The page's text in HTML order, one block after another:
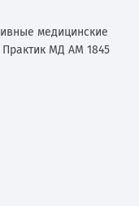
медицинские
МД АМ 1845